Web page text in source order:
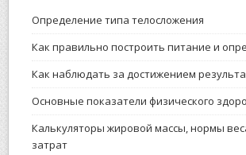
Определение типа телосложения
Как правильно построить питание и
Как наблюдать за достижением
Основные показатели физического
Калькуляторы жировой массы, нормы
затрат